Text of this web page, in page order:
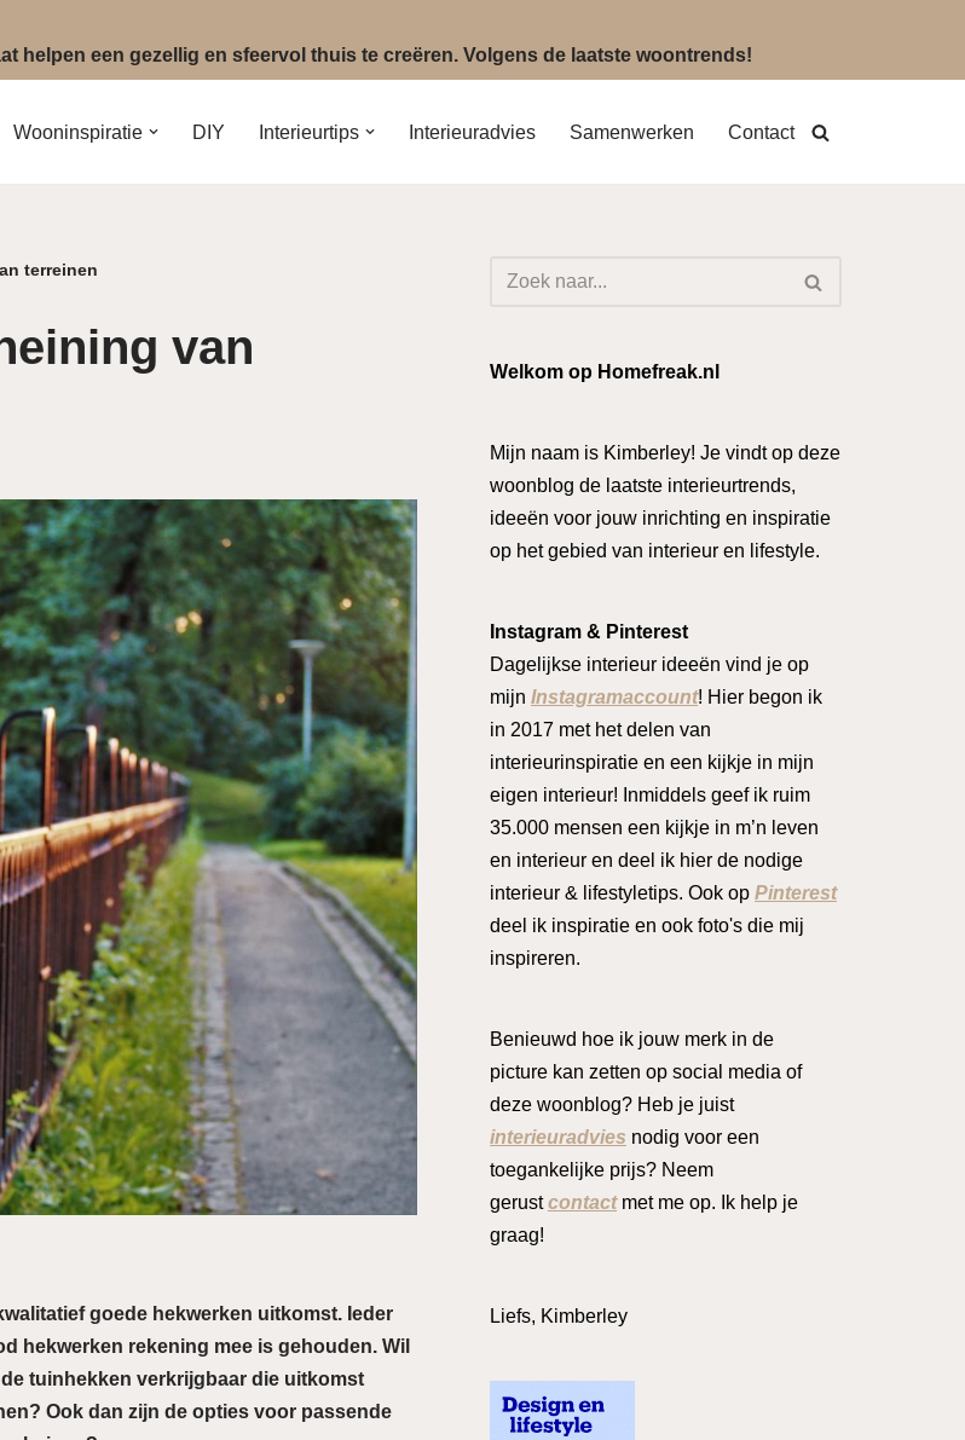
helpen een gezellig en sfeervol thuis te creëren. Volgens de laatste woontrends!
Wooninspiratie DIY Interieurtips Interieuradvies Samenwerken Contact
terreinen
van
goede hekwerken uitkomst. Ieder
hekwerken rekening mee is gehouden. Wil
tuinhekken verkrijgbaar die uitkomst
Ook dan zijn de opties voor passende
Welkom op Homefreak.nl
Mijn naam is Kimberley! Je vindt op deze
woonblog de laatste interieurtrends,
ideeën voor jouw inrichting en inspiratie
op het gebied van interieur en lifestyle.
Instagram & Pinterest
Dagelijkse interieur ideeën vind je op
mijn Instagramaccount! Hier begon ik
in 2017 met het delen van
interieurinspiratie en een kijkje in mijn
eigen interieur! Inmiddels geef ik ruim
35.000 mensen een kijkje in m’n leven
en interieur en deel ik hier de nodige
interieur & lifestyletips. Ook op Pinterest
deel ik inspiratie en ook foto's die mij
inspireren.
Benieuwd hoe ik jouw merk in de
picture kan zetten op social media of
deze woonblog? Heb je juist
interieuradvies nodig voor een
toegankelijke prijs? Neem
gerustcontactmet me op. Ik help je
graag!
Liefs, Kimberley